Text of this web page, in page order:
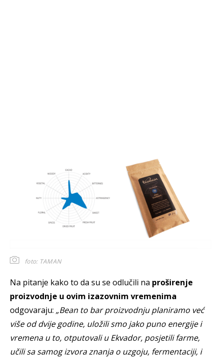
foto: TAMAN
Na pitanje kako to da su se odlučili na proširenje
proizvodnje u ovim izazovnim vremenima
odgovaraju: „Bean to bar proizvodnju planiramo već
više od dvije godine, uložili smo jako puno energije i
vremena u to, otputovali u Ekvador, posjetili farme,
učili sa samog izvora znanja o uzgoju, fermentaciji, i